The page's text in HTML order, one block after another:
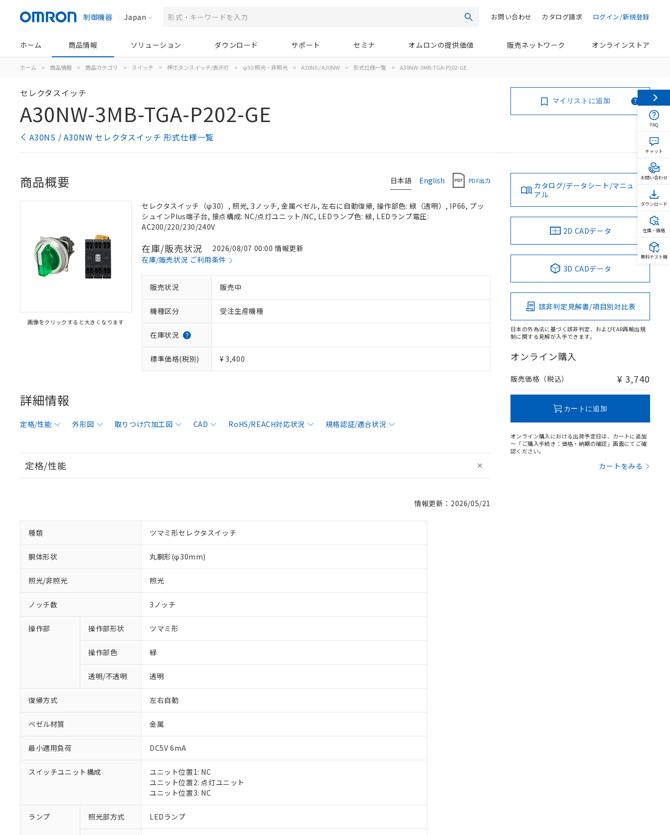
制御機器 Japan 検索 ログイン/新規登録
カタログ請求
お問い合わせ
ホーム 商品情報 ソリューション ダウンロード サポート セミナ オムロンの提供価値 販売ネットワーク オンラインストア
ホーム > 商品情報 > 商品カテゴリ > スイッチ > 押ボタンスイッチ/表示灯 > φ30:照光・非照光 > A30NS / A30NW > 形式仕様一覧 > A30NW-3MB-TGA-P202-GE
セレクタスイッチ
A30NW-3MB-TGA-P202-GE
A30NS / A30NW セレクタスイッチ 形式仕様一覧
マイリストに追加
日本語 English PDF出力
商品概要
画像をクリックすると大きくなります
セレクタスイッチ（φ30）, 照光, 3ノッチ, 金属ベゼル, 左右に自動復帰, 操作部色: 緑（透明）, IP66, プッ
シュインPlus端子台, 接点構成: NC/点灯ユニット/NC, LEDランプ色: 緑, LEDランプ電圧:
AC200/220/230/240V
在庫/販売状況
2026/08/07 00:00 情報更新
在庫/販売状況 ご利用条件
販売状況 販売中
機種区分 受注生産機種
在庫状況
標準価格(税別) ¥ 3,400
詳細情報
定格/性能 外形図 取りつけ穴加工図 CAD RoHS/REACH対応状況 規格認証/適合状況
定格/性能
情報更新：2026/05/21
種類 ツマミ形セレクタスイッチ
胴体形状 丸胴形(φ30mm)
照光/非照光 照光
ノッチ数 3ノッチ
操作部 操作部形状 ツマミ形
操作部色 緑
透明/不透明 透明
復帰方式 左右自動
ベゼル材質 金属
最小適用負荷 DC5V 6mA
スイッチユニット構成
ユニット位置1: NC
ユニット位置2: 点灯ユニット
ユニット位置3: NC
ランプ 照光部方式 LEDランプ
カタログ/データシート/マニュ
アル
2D CADデータ
3D CADデータ
該非判定見解書/項目別対比表
日本の外為法に基づく該非判定、およびEAR再輸出規
制に関する見解が入手できます。
オンライン購入
販売価格（税込） ¥ 3,740
カートに追加
オンライン購入における出荷予定日は、カートに追加
～「ご購入手続き：価格・納期の確認」画面にてご確
認ください。
カートをみる
※1 対応状況
FAQ
チャット
お問い合わせ
ダウンロード
在庫・価格
無料テスト機